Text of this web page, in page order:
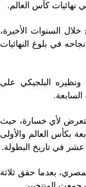
كأس العالم.
السنوات الأخيرة،
في بلوغ النهائيات
ونظيره البلجيكي على
لأي خسارة، حيث
بكأس العالم والأولى
بعدما حقق ثلاثة